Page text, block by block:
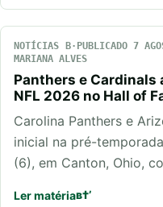
NOTÍCIAS PUBLICADO 7
MARIANA ALVES
Panthers e Cardinals
NFL 2026 no Hall of
Carolina Panthers e
inicial na pré-
(6), em Canton, Ohio,
Ler matéria